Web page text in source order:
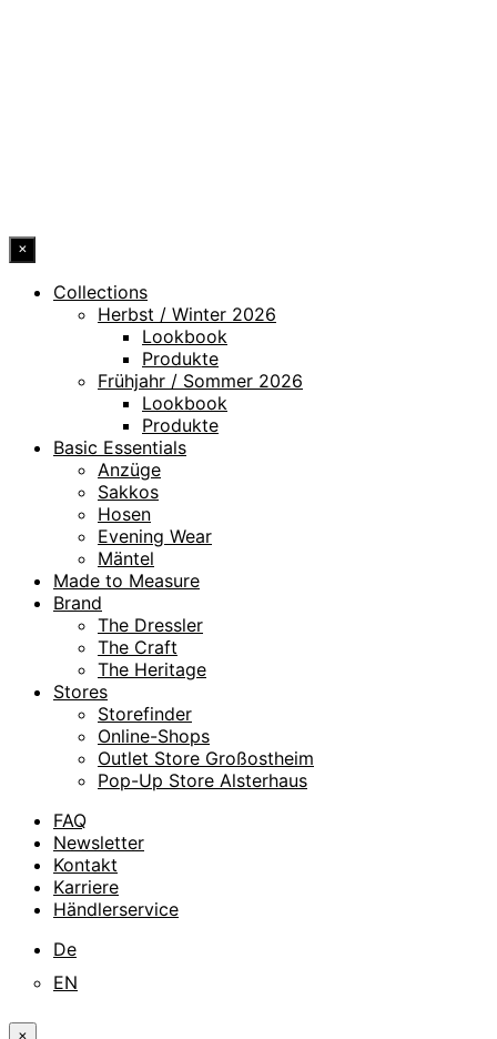
×
Collections
Herbst / Winter 2026
Lookbook
Produkte
Frühjahr / Sommer 2026
Lookbook
Produkte
Basic Essentials
Anzüge
Sakkos
Hosen
Evening Wear
Mäntel
Made to Measure
Brand
The Dressler
The Craft
The Heritage
Stores
Storefinder
Online-Shops
Outlet Store Großostheim
Pop-Up Store Alsterhaus
FAQ
Newsletter
Kontakt
Karriere
Händlerservice
De
EN
×